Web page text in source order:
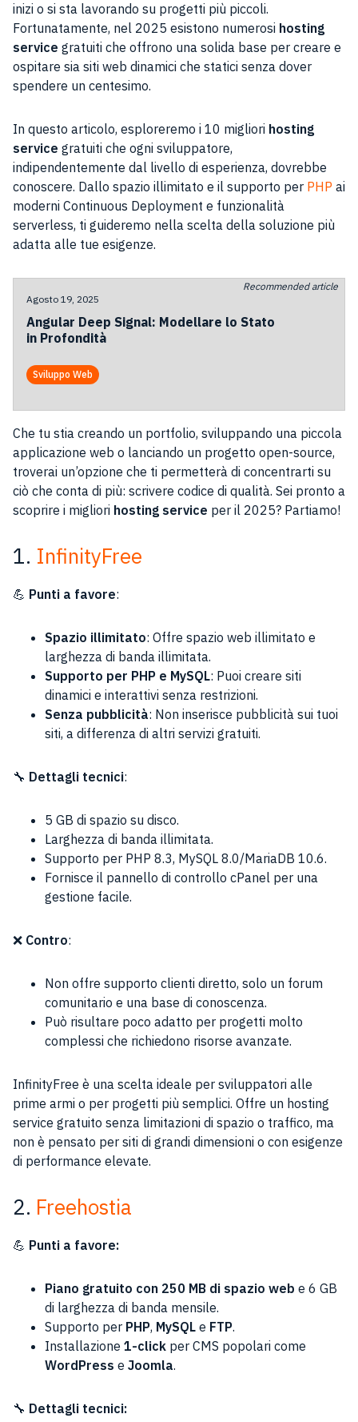
inizi o si sta lavorando su progetti più piccoli.
Fortunatamente, nel 2025 esistono numerosi hosting
service gratuiti che offrono una solida base per creare e
ospitare sia siti web dinamici che statici senza dover
spendere un centesimo.
In questo articolo, esploreremo i 10 migliori hosting
service gratuiti che ogni sviluppatore,
indipendentemente dal livello di esperienza, dovrebbe
conoscere. Dallo spazio illimitato e il supporto per PHP ai
moderni Continuous Deployment e funzionalità
serverless, ti guideremo nella scelta della soluzione più
adatta alle tue esigenze.
Recommended article
Agosto 19, 2025
Angular Deep Signal: Modellare lo Stato
in Profondità
Sviluppo Web
Che tu stia creando un portfolio, sviluppando una piccola
applicazione web o lanciando un progetto open-source,
troverai un’opzione che ti permetterà di concentrarti su
ciò che conta di più: scrivere codice di qualità. Sei pronto a
scoprire i migliori hosting service per il 2025? Partiamo!
1. InfinityFree
💪 Punti a favore:
Spazio illimitato: Offre spazio web illimitato e
larghezza di banda illimitata.
Supporto per PHP e MySQL: Puoi creare siti
dinamici e interattivi senza restrizioni.
Senza pubblicità: Non inserisce pubblicità sui tuoi
siti, a differenza di altri servizi gratuiti.
🔧 Dettagli tecnici:
5 GB di spazio su disco.
Larghezza di banda illimitata.
Supporto per PHP 8.3, MySQL 8.0/MariaDB 10.6.
Fornisce il pannello di controllo cPanel per una
gestione facile.
❌ Contro:
Non offre supporto clienti diretto, solo un forum
comunitario e una base di conoscenza.
Può risultare poco adatto per progetti molto
complessi che richiedono risorse avanzate.
InfinityFree è una scelta ideale per sviluppatori alle
prime armi o per progetti più semplici. Offre un hosting
service gratuito senza limitazioni di spazio o traffico, ma
non è pensato per siti di grandi dimensioni o con esigenze
di performance elevate.
2. Freehostia
💪 Punti a favore:
Piano gratuito con 250 MB di spazio web e 6 GB
di larghezza di banda mensile.
Supporto per PHP, MySQL e FTP.
Installazione 1-click per CMS popolari come
WordPress e Joomla.
🔧 Dettagli tecnici: